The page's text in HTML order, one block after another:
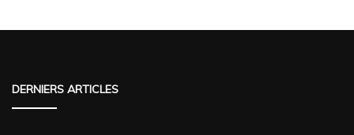
DERNIERS ARTICLES